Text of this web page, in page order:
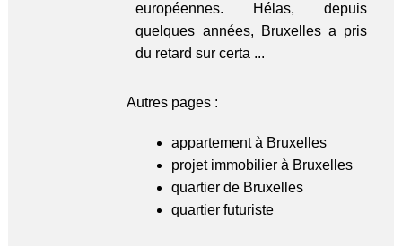
européennes. Hélas, depuis
quelques années, Bruxelles a pris
du retard sur certa ...
Autres pages :
appartement à Bruxelles
projet immobilier à Bruxelles
quartier de Bruxelles
quartier futuriste